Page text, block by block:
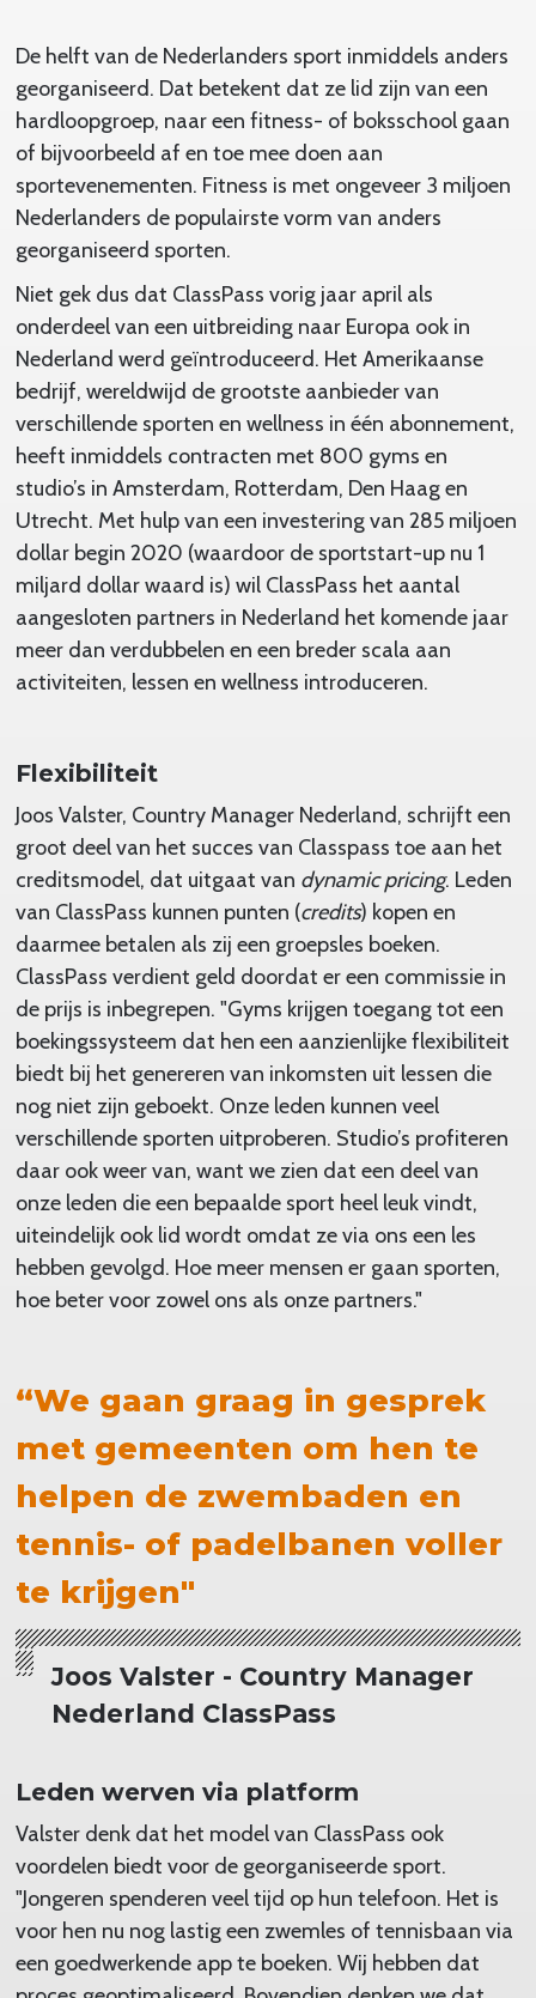
De helft van de Nederlanders sport inmiddels anders
georganiseerd. Dat betekent dat ze lid zijn van een
hardloopgroep, naar een fitness- of boksschool gaan
of bijvoorbeeld af en toe mee doen aan
sportevenementen. Fitness is met ongeveer 3 miljoen
Nederlanders de populairste vorm van anders
georganiseerd sporten.
Niet gek dus dat ClassPass vorig jaar april als
onderdeel van een uitbreiding naar Europa ook in
Nederland werd geïntroduceerd. Het Amerikaanse
bedrijf, wereldwijd de grootste aanbieder van
verschillende sporten en wellness in één abonnement,
heeft inmiddels contracten met 800 gyms en
studio’s in Amsterdam, Rotterdam, Den Haag en
Utrecht. Met hulp van een investering van 285 miljoen
dollar begin 2020 (waardoor de sportstart-up nu 1
miljard dollar waard is) wil ClassPass het aantal
aangesloten partners in Nederland het komende jaar
meer dan verdubbelen en een breder scala aan
activiteiten, lessen en wellness introduceren.
Flexibiliteit
Joos Valster, Country Manager Nederland, schrijft een
groot deel van het succes van Classpass toe aan het
creditsmodel, dat uitgaat van dynamic pricing. Leden
van ClassPass kunnen punten (credits) kopen en
daarmee betalen als zij een groepsles boeken.
ClassPass verdient geld doordat er een commissie in
de prijs is inbegrepen. "Gyms krijgen toegang tot een
boekingssysteem dat hen een aanzienlijke flexibiliteit
biedt bij het genereren van inkomsten uit lessen die
nog niet zijn geboekt. Onze leden kunnen veel
verschillende sporten uitproberen. Studio’s profiteren
daar ook weer van, want we zien dat een deel van
onze leden die een bepaalde sport heel leuk vindt,
uiteindelijk ook lid wordt omdat ze via ons een les
hebben gevolgd. Hoe meer mensen er gaan sporten,
hoe beter voor zowel ons als onze partners."
“We gaan graag in gesprek
met gemeenten om hen te
helpen de zwembaden en
tennis- of padelbanen voller
te krijgen"
Joos Valster - Country Manager
Nederland ClassPass
Leden werven via platform
Valster denk dat het model van ClassPass ook
voordelen biedt voor de georganiseerde sport.
"Jongeren spenderen veel tijd op hun telefoon. Het is
voor hen nu nog lastig een zwemles of tennisbaan via
een goedwerkende app te boeken. Wij hebben dat